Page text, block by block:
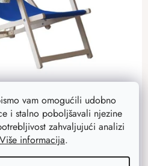
vam omogućili udobno
i stalno poboljšavali njezine
zahvaljujući analizi
Više informacija.
za čaše - plava
je izbor ako se želite
i uz vodu. Kvalitetna
ukloniti i oprati. Nudimo